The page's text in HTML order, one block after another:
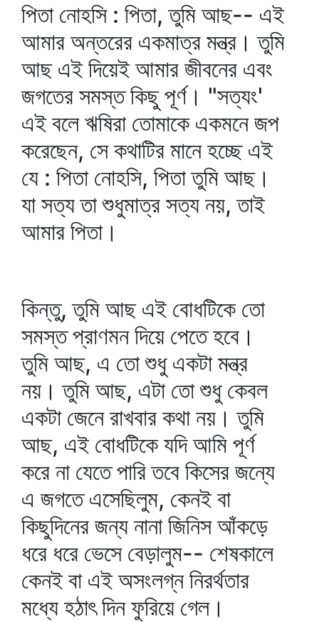
পিতা নোহসি : পিতা, তুমি আছ-- এই
আমার অন্তরের একমাত্র মন্ত্র। তুমি
আছ এই দিয়েই আমার জীবনের এবং
জগতের সমস্ত কিছু পূর্ণ। "সত্যং'
এই বলে ঋষিরা তোমাকে একমনে জপ
করেছেন, সে কথাটির মানে হচ্ছে এই
যে : পিতা নোহসি, পিতা তুমি আছ।
যা সত্য তা শুধুমাত্র সত্য নয়, তাই
আমার পিতা।
কিন্তু, তুমি আছ এই বোধটিকে তো
সমস্ত প্রাণমন দিয়ে পেতে হবে।
তুমি আছ, এ তো শুধু একটা মন্ত্র
নয়। তুমি আছ, এটা তো শুধু কেবল
একটা জেনে রাখবার কথা নয়। তুমি
আছ, এই বোধটিকে যদি আমি পূর্ণ
করে না যেতে পারি তবে কিসের জন্যে
এ জগতে এসেছিলুম, কেনই বা
কিছুদিনের জন্য নানা জিনিস আঁকড়ে
ধরে ধরে ভেসে বেড়ালুম-- শেষকালে
কেনই বা এই অসংলগ্ন নিরর্থতার
মধ্যে হঠাৎ দিন ফুরিয়ে গেল।